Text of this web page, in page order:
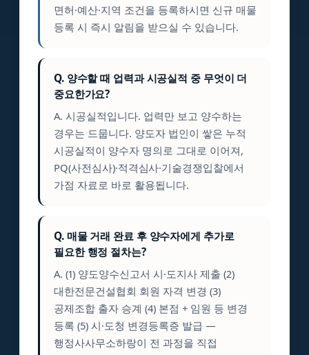
면허·예산·지역 조건을 등록하시면 신규 매물
등록 시 즉시 알림을 받으실 수 있습니다.
Q. 양수할 때 업력과 시공실적 중 무엇이 더
중요한가요?
A. 시공실적입니다. 업력만 보고 양수하는
경우는 드뭅니다. 양도자 법인이 쌓은 누적
시공실적이 양수자 명의로 그대로 이어져,
PQ(사전심사)·적격심사·기술경쟁입찰에서
가점 자료로 바로 활용됩니다.
Q. 매물 거래 완료 후 양수자에게 추가로
필요한 행정 절차는?
A. (1) 양도양수신고서 시·도지사 제출 (2)
대한전문건설협회 회원 자격 변경 (3)
공제조합 출자 승계 (4) 본점 + 임원 등 변경
등록 (5) 시·도청 변경등록증 발급 —
행정사사무소하랑이 전 과정을 직접